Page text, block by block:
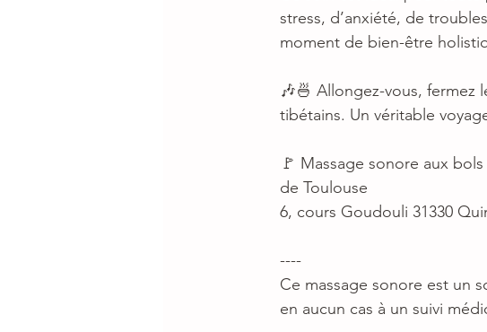
stress, d’anxiété, de
moment de bien-être
🎶🍜 Allongez-vous, fermez
tibétains. Un véritable
🚩 Massage sonore aux
de Toulouse
6, cours Goudouli 31330
----
Ce massage sonore est un